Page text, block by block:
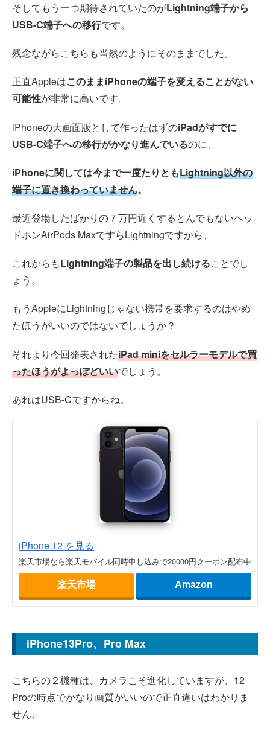
そしてもう一つ期待されていたのがLightning端子から
USB-C端子への移行です。
残念ながらこちらも当然のようにそのままでした。
正直AppleはこのままiPhoneの端子を変えることがない
可能性が非常に高いです。
iPhoneの大画面版として作ったはずのiPadがすでに
USB-C端子への移行がかなり進んでいるのに、
iPhoneに関しては今まで一度たりともLightning以外の
端子に置き換わっていません。
最近登場したばかりの７万円近くするとんでもないヘッ
ドホンAirPods MaxですらLightningですから、
これからもLightning端子の製品を出し続けることでし
ょう。
もうAppleにLightningじゃない携帯を要求するのはやめ
たほうがいいのではないでしょうか？
それより今回発表されたiPad miniをセルラーモデルで買
ったほうがよっぽどいいでしょう。
あれはUSB-Cですからね。
iPhone 12 を見る
楽天市場なら楽天モバイル同時申し込みで20000円クーポン配布中
楽天市場 Amazon
iPhone13Pro、Pro Max
こちらの２機種は、カメラこそ進化していますが、12
Proの時点でかなり画質がいいので正直違いはわかりま
せん。